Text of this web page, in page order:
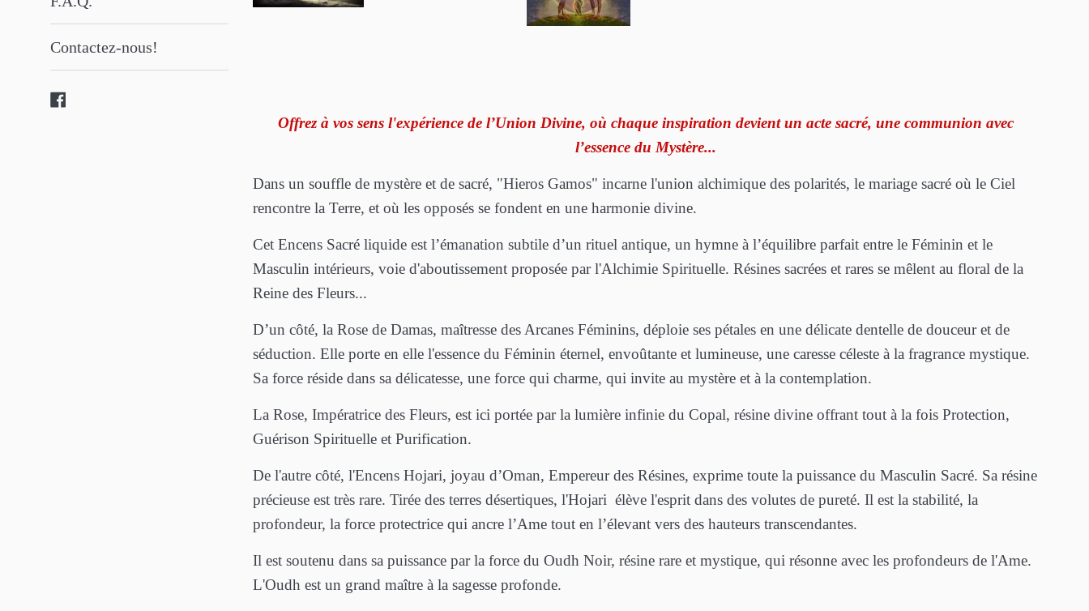
Contactez-nous!
Offrez à vos sens l'expérience de l’Union Divine, où chaque inspiration devient un acte sacré, une communion avec
l’essence du Mystère...
Dans un souffle de mystère et de sacré, "Hieros Gamos" incarne l'union alchimique des polarités, le mariage sacré où le Ciel
rencontre la Terre, et où les opposés se fondent en une harmonie divine.
Cet Encens Sacré liquide est l’émanation subtile d’un rituel antique, un hymne à l’équilibre parfait entre le Féminin et le
Masculin intérieurs, voie d'aboutissement proposée par l'Alchimie Spirituelle. Résines sacrées et rares se mêlent au floral de la
Reine des Fleurs...
D’un côté, la Rose de Damas, maîtresse des Arcanes Féminins, déploie ses pétales en une délicate dentelle de douceur et de
séduction. Elle porte en elle l'essence du Féminin éternel, envoûtante et lumineuse, une caresse céleste à la fragrance mystique.
Sa force réside dans sa délicatesse, une force qui charme, qui invite au mystère et à la contemplation.
La Rose, Impératrice des Fleurs, est ici portée par la lumière infinie du Copal, résine divine offrant tout à la fois Protection,
Guérison Spirituelle et Purification.
De l'autre côté, l'Encens Hojari, joyau d’Oman, Empereur des Résines, exprime toute la puissance du Masculin Sacré. Sa résine
précieuse est très rare. Tirée des terres désertiques, l'Hojari élève l'esprit dans des volutes de pureté. Il est la stabilité, la
profondeur, la force protectrice qui ancre l’Ame tout en l’élevant vers des hauteurs transcendantes.
Il est soutenu dans sa puissance par la force du Oudh Noir, résine rare et mystique, qui résonne avec les profondeurs de l'Ame.
L'Oudh est un grand maître à la sagesse profonde.